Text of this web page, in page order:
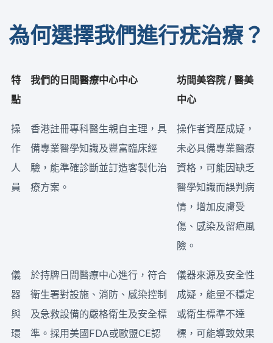
為何選擇我們進行疣治療？
特
點
我們的日間醫療中心中心
坊間美容院 / 醫美
中心
操
作
人
員
香港註冊專科醫生親自主理，具
備專業醫學知識及豐富臨床經
驗，能準確診斷並訂造客製化治
療方案。
操作者資歷成疑，
未必具備專業醫療
資格，可能因缺乏
醫學知識而誤判病
情，增加皮膚受
傷、感染及留疤風
險。
儀
器
與
環
於持牌日間醫療中心進行，符合
衛生署對設施、消防、感染控制
及急救設備的嚴格衛生及安全標
準。採用美國FDA或歐盟CE認
儀器來源及安全性
成疑，能量不穩定
或衛生標準不達
標，可能導致效果